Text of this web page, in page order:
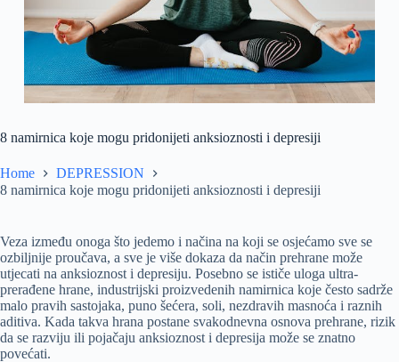
8 namirnica koje mogu pridonijeti anksioznosti i depresiji
Home
DEPRESSION
8 namirnica koje mogu pridonijeti anksioznosti i depresiji
Veza između onoga što jedemo i načina na koji se osjećamo sve se
ozbiljnije proučava, a sve je više dokaza da način prehrane može
utjecati na anksioznost i depresiju. Posebno se ističe uloga ultra-
prerađene hrane, industrijski proizvedenih namirnica koje često sadrže
malo pravih sastojaka, puno šećera, soli, nezdravih masnoća i raznih
aditiva. Kada takva hrana postane svakodnevna osnova prehrane, rizik
da se razviju ili pojačaju anksioznost i depresija može se znatno
povećati.